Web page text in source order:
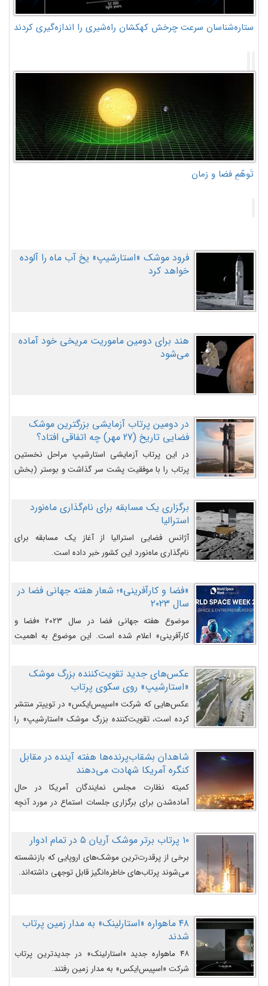
ستاره‌شناسان سرعت چرخش کهکشان راه‌شیری را اندازه‌گیری کردند
تَوهّمِ فضا و زمان
فرود موشک «استارشیپ» یخ آب ماه را آلوده
خواهد کرد
هند برای دومین ماموریت مریخی خود آماده
می‌شود
در دومین پرتاب آزمایشی بزرگترین موشک
فضایی تاریخ (27 مهر‌) چه اتفاقی افتاد؟
در این پرتاب آزمایشی استارشیپ مراحل نخستین
پرتاب را با موفقیت پشت سر گذاشت و بوستر (بخش
را وارد مسیر از پیش تعیین‌شده کند و سپس با یک
مکانیزم جدید با موفقیت از آن جدا شود. ‌
برگزاری یک مسابقه برای نام‌گذاری ماه‌نورد
استرالیا
آژانس فضایی استرالیا از آغاز یک مسابقه برای
نام‌گذاری ماه‌نورد این کشور خبر داده است.
«فضا و کارآفرینی»؛ شعار هفته جهانی فضا در
سال ۲۰۲۳
موضوع هفته جهانی فضا در سال ۲۰۲۳ «فضا و
کارآفرینی» اعلام شده است. این موضوع به اهمیت
روزافزون کارآفرینی در حوزه فضایی و مزایای جدیدی که
کارآفرینان این حوزه ایجاد می‌کنند، می‌پردازد.
عکس‌های جدید تقویت‌کننده بزرگ موشک
«استارشیپ» روی سکوی پرتاب
عکس‌هایی که شرکت «اسپیس‌ایکس» در توییتر منتشر
کرده است، تقویت‌کننده بزرگ موشک «استارشیپ» را
شاهدان بشقاب‌پرنده‌ها هفته آینده در مقابل
کنگره آمریکا شهادت می‌دهند
کمیته نظارت مجلس نمایندگان آمریکا در حال
آماده‌شدن برای برگزاری جلسات استماع در مورد آنچه
می‌دانند، است و قرار است افشاگران یوفوها هفته آینده
در مقابل آنها شهادت دهند.۱۰ پرتاب برتر موشک آریان ۵ در تمام ادوار
برخی از پرقدرت‌ترین موشک‌های اروپایی که بازنشسته
می‌شوند پرتاب‌های خاطره‌انگیز قابل توجهی داشته‌اند.
۴۸ ماهواره «استارلینک» به مدار زمین پرتاب
شدند
۴۸ ماهواره جدید «استارلینک» در جدیدترین پرتاب
شرکت «اسپیس‌ایکس» به مدار زمین رفتند.